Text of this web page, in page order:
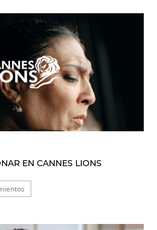
EN CANNES LIONS